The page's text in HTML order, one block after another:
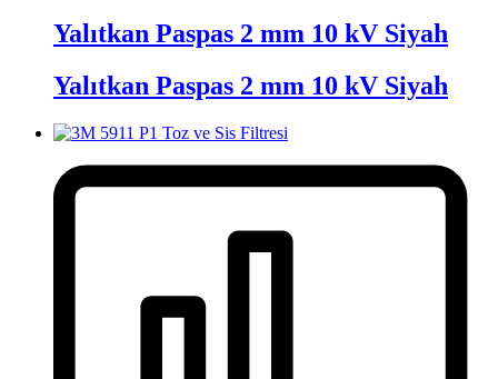
Yalıtkan Paspas 2 mm 10 kV Siyah
Yalıtkan Paspas 2 mm 10 kV Siyah